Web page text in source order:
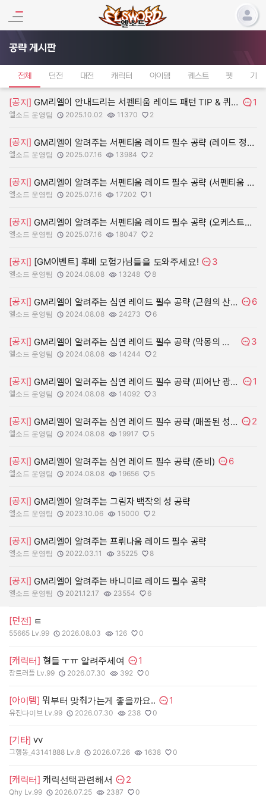
공략 게시판
전체 던전 대전 캐릭터 아이템 퀘스트 펫 기타
[공지] GM리엘이 안내드리는 서펜티움 레이드 패턴 TIP & 퀴즈 댓글
1
작성자:
엘소드 운영팀
작성일:
2025.10.02
조회수:
11370
추천수:
2
[공지] GM리엘이 알려주는 서펜티움 레이드 필수 공략 (레이드 정보)
작성자:
엘소드 운영팀
작성일:
2025.07.16
조회수:
13984
추천수:
2
[공지] GM리엘이 알려주는 서펜티움 레이드 필수 공략 (서펜티움 타워)
작성자:
엘소드 운영팀
작성일:
2025.07.16
조회수:
17202
추천수:
1
[공지] GM리엘이 알려주는 서펜티움 레이드 필수 공략 (오케스트라 홀)
작성자:
엘소드 운영팀
작성일:
2025.07.16
조회수:
18047
추천수:
2
[공지] [GM이벤트] 후배 모험가님들을 도와주세요! 댓글수:
3
작성자:
엘소드 운영팀
작성일:
2024.08.08
조회수:
13248
추천수:
8
[공지] GM리엘이 알려주는 심연 레이드 필수 공략 (근원의 산실) 댓글
6
작성자:
엘소드 운영팀
작성일:
2024.08.08
조회수:
24273
추천수:
6
[공지] GM리엘이 알려주는 심연 레이드 필수 공략 (악몽의 보금자리) 댓글
3
작성자:
엘소드 운영팀
작성일:
2024.08.08
조회수:
14244
추천수:
2
[공지] GM리엘이 알려주는 심연 레이드 필수 공략 (피어난 광물지대) 댓글
1
작성자:
엘소드 운영팀
작성일:
2024.08.08
조회수:
14092
추천수:
3
[공지] GM리엘이 알려주는 심연 레이드 필수 공략 (매몰된 성전) 댓글
2
작성자:
엘소드 운영팀
작성일:
2024.08.08
조회수:
19917
추천수:
5
[공지] GM리엘이 알려주는 심연 레이드 필수 공략 (준비) 댓글수:
6
작성자:
엘소드 운영팀
작성일:
2024.08.08
조회수:
19656
추천수:
5
[공지] GM리엘이 알려주는 그림자 백작의 성 공략
작성자:
엘소드 운영팀
작성일:
2023.10.06
조회수:
15000
추천수:
2
[공지] GM리엘이 알려주는 프뤼나움 레이드 필수 공략
작성자:
엘소드 운영팀
작성일:
2022.03.11
조회수:
35225
추천수:
8
[공지] GM리엘이 알려주는 바니미르 레이드 필수 공략
작성자:
엘소드 운영팀
작성일:
2021.12.17
조회수:
23554
추천수:
6
[던전] ㅌ
55665 Lv.99 2026.08.03 126 0
[캐릭터] 형들 ㅜㅠ 알려주세여 댓글수:
1
작성자:
장트러플 Lv.99
작성일:
2026.07.30
조회수:
392
추천수:
0
[아이템] 뭐부터 맞춰가는게 좋을까요.. 댓글수:
1
작성자:
유진다이브 Lv.99
작성일:
2026.07.30
조회수:
238
추천수:
0
[기타] vv
작성자:
그행동_43141888 Lv.8
작성일:
2026.07.26
조회수:
1638
추천수:
0
[캐릭터] 캐릭선택관련해서 댓글수:
2
Qhy Lv.99 2026.07.25 2387 0